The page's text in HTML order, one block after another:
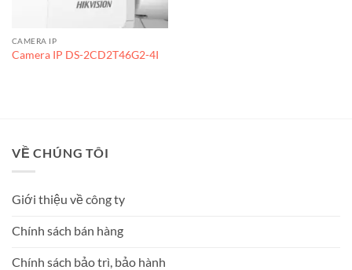
CAMERA IP
Camera IP DS-2CD2T46G2-4I
VỀ CHÚNG TÔI
Giới thiệu về công ty
Chính sách bán hàng
Chính sách bảo trì, bảo hành